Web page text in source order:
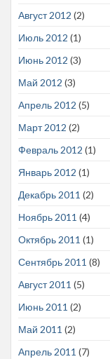
Август 2012 (2)
Июль 2012 (1)
Июнь 2012 (3)
Май 2012 (3)
Апрель 2012 (5)
Март 2012 (2)
Февраль 2012 (1)
Январь 2012 (1)
Декабрь 2011 (2)
Ноябрь 2011 (4)
Октябрь 2011 (1)
Сентябрь 2011 (8)
Август 2011 (5)
Июнь 2011 (2)
Май 2011 (2)
Апрель 2011 (7)